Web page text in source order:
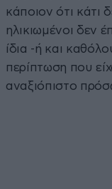
κάποιον ότι κάτι
ηλικιωμένοι δεν
ίδια -ή και
περίπτωση που
αναξιόπιστο